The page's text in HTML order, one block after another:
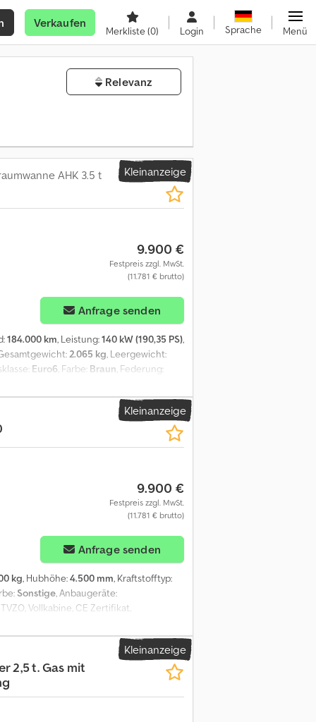
Verkaufen
Merkliste(0) Login Sprache Menü
Relevanz
Kleinanzeige
AHK 3.5 t
9.900 €
Festpreis zzgl. MwSt.
(11.781 € brutto)
Anfrage senden
184.000 km, Leistung:140 kW (190,35 PS),
2.065 kg, Leergewicht:
Euro6, Farbe: Braun, Federung:
Allradantrieb, Allwetterreifen,
mit ca. 185.000 km 2,3 l Vierzyl. mit
aus Alu
Kleinanzeige
9.900 €
Festpreis zzgl. MwSt.
(11.781 € brutto)
Anfrage senden
kg, Hubhöhe:4.500 mm, Kraftstofftyp:
Sonstige, Anbaugeräte:
Vollkabine, CE Zertifikat,
mit UVV-Abnahme
Kleinanzeige
2,5 t. Gas mit